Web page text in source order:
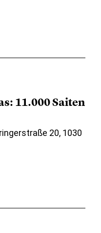
11.000 Saiten
20, 1030